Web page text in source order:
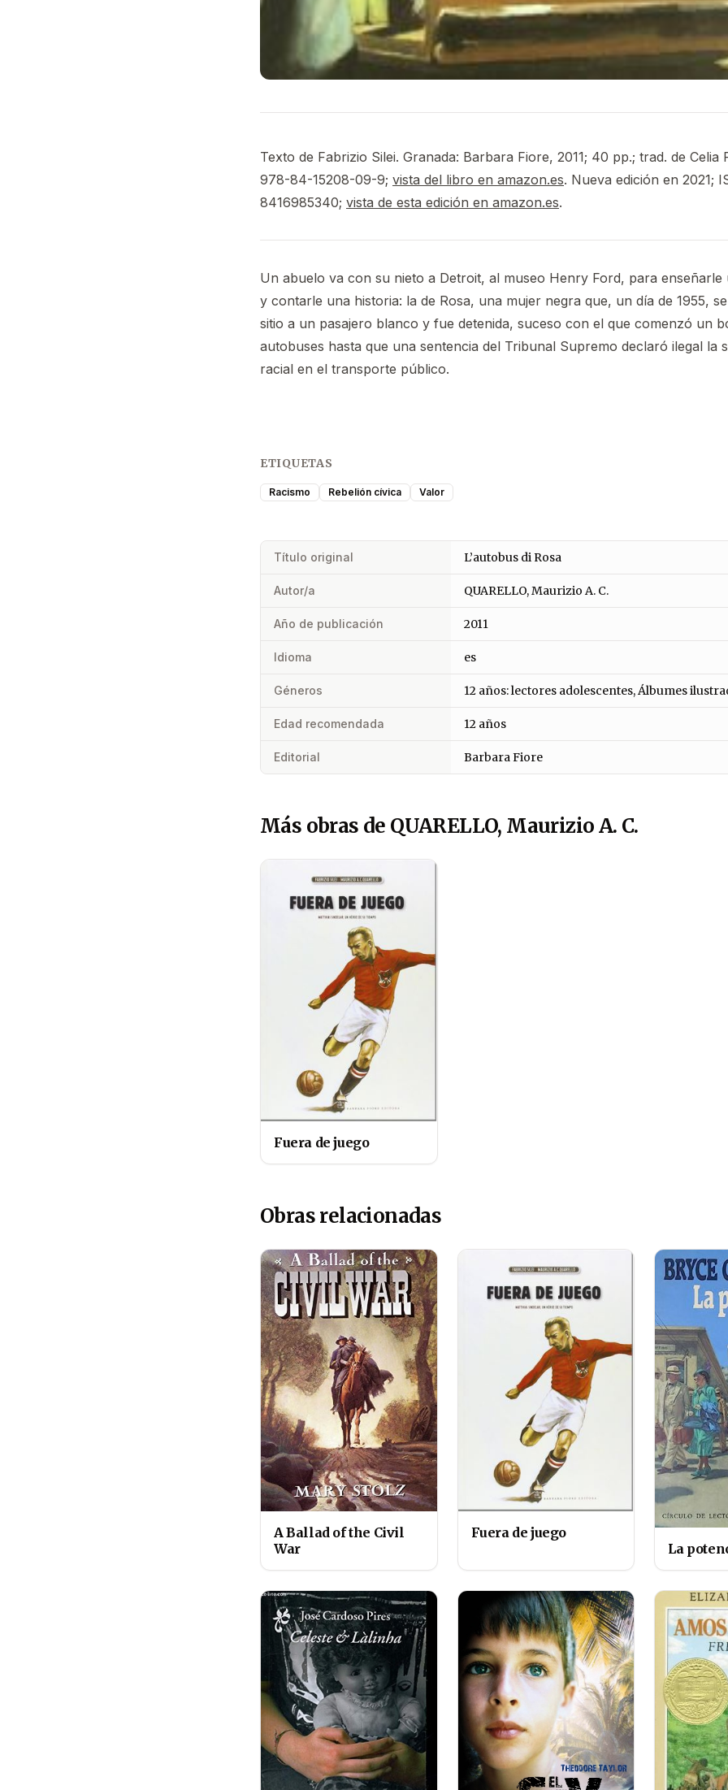
Texto de Fabrizio Silei. Granada: Barbara Fiore, 2011; 40 pp.; trad. de Celia
978-84-15208-09-9; vista del libro en amazon.es. Nueva edición en 2021;
8416985340; vista de esta edición en amazon.es.
Un abuelo va con su nieto a Detroit, al museo Henry Ford, para enseñarle
y contarle una historia: la de Rosa, una mujer negra que, un día de 1955,
sitio a un pasajero blanco y fue detenida, suceso con el que comenzó un
autobuses hasta que una sentencia del Tribunal Supremo declaró ilegal la
racial en el transporte público.
ETIQUETAS
Racismo Rebelión cívica Valor
Título original L’autobus di Rosa
Autor/a QUARELLO, Maurizio A. C.
Año de publicación 2011
Idioma es
Géneros 12 años: lectores adolescentes, Álbumes
Edad recomendada 12 años
Editorial Barbara Fiore
Más obras de QUARELLO, Maurizio A. C.
Fuera de juego
Obras relacionadas
A Ballad of the Civil
War
Fuera de juego
La